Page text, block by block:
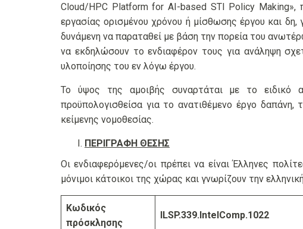
Cloud/HPC Platform for AI-based STI Policy Making»,
εργασίας ορισμένου χρόνου ή μίσθωσης έργου και
δυνάμενη να παραταθεί με βάση την πορεία του
να εκδηλώσουν το ενδιαφέρον τους για ανάληψη
υλοποίησης του εν λόγω έργου.
Το ύψος της αμοιβής συναρτάται με το ειδικό
προϋπολογισθείσα για το ανατιθέμενο έργο
κείμενης νομοθεσίας.
ΠΕΡΙΓΡΑΦΗ ΘΕΣΗΣ
Οι ενδιαφερόμενες/οι πρέπει να είναι Έλληνες
μόνιμοι κάτοικοι της χώρας και γνωρίζουν την
Κωδικός
πρόσκλησης
ILSP.339.IntelComp.1022